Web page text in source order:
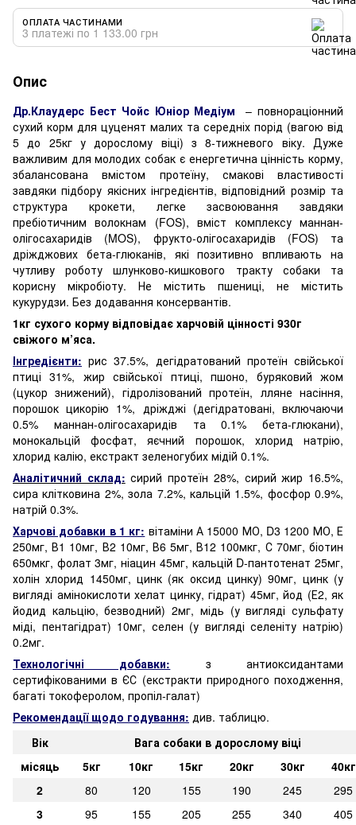
ОПЛАТА ЧАСТИНАМИ
3 платежі по 1 133.00 грн
Опис
Др.Клаудерс Бест Чойс Юніор Медіум – повнораціонний
сухий корм для цуценят малих та середніх порід (вагою від
5 до 25кг у дорослому віці) з 8-тижневого віку. Дуже
важливим для молодих собак є енергетична цінність корму,
збалансована вмістом протеїну, смакові властивості
завдяки підбору якісних інгредієнтів, відповідний розмір та
структура крокети, легке засвоювання завдяки
пребіотичним волокнам (FOS), вміст комплексу маннан-
олігосахаридів (MOS), фрукто-олігосахаридів (FOS) та
дріжджових бета-глюканів, які позитивно впливають на
чутливу роботу шлунково-кишкового тракту собаки та
корисну мікробіоту. Не містить пшениці, не містить
кукурудзи. Без додавання консервантів.
1кг сухого корму відповідає харчовій цінності 930г
свіжого м’яса.
Інгредієнти: рис 37.5%, дегідратований протеїн свійської
птиці 31%, жир свійської птиці, пшоно, буряковий жом
(цукор знижений), гідролізований протеїн, лляне насіння,
порошок цикорію 1%, дріжджі (дегідратовані, включаючи
0.5% маннан-олігосахаридів та 0.1% бета-глюкани),
монокальцій фосфат, яєчний порошок, хлорид натрію,
хлорид калію, екстракт зеленогубих мідій 0.1%.
Аналітичний склад: сирий протеїн 28%, сирий жир 16.5%,
сира клітковина 2%, зола 7.2%, кальцій 1.5%, фосфор 0.9%,
натрій 0.3%.
Харчові добавки в 1 кг: вітаміни А 15000 МО, D3 1200 МО, Е
250мг, В1 10мг, В2 10мг, В6 5мг, В12 100мкг, С 70мг, біотин
650мкг, фолат 3мг, ніацин 45мг, кальцій D-пантотенат 25мг,
холін хлорид 1450мг, цинк (як оксид цинку) 90мг, цинк (у
вигляді амінокислоти хелат цинку, гідрат) 45мг, йод (Е2, як
йодид кальцію, безводний) 2мг, мідь (у вигляді сульфату
міді, пентагідрат) 10мг, селен (у вигляді селеніту натрію)
0.2мг.
Технологічні добавки: з антиоксидантами
сертифікованими в ЄС (екстракти природного походження,
багаті токоферолом, пропіл-галат)
Рекомендації щодо годування: див. таблицю.
Вік
Вага собаки в дорослому віці
місяць
5кг 10кг 15кг 20кг 30кг
40кг
2
80 120 155 190 245
295
3
95 155 205 255 340 405